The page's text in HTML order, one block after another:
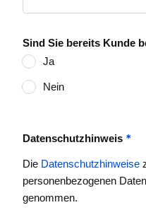
Sind Sie bereits Kunde
Ja
Nein
Datenschutzhinweis *
Die Datenschutzhinweise
personenbezogenen
genommen.